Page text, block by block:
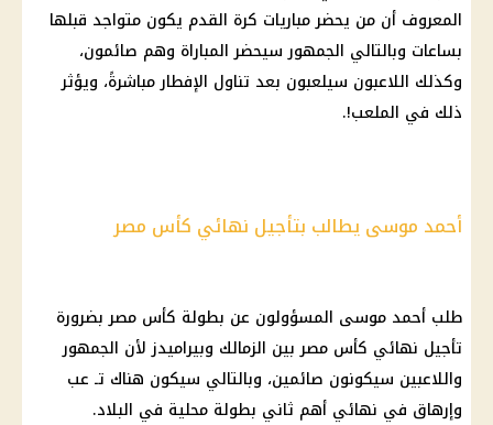
المعروف أن من يحضر مباريات كرة القدم يكون متواجد قبلها
بساعات وبالتالي الجمهور سيحضر المباراة وهم صائمون،
وكذلك اللاعبون سيلعبون بعد تناول الإفطار مباشرةً، ويؤثر
ذلك في الملعب!.
أحمد موسى يطالب بتأجيل نهائي كأس مصر
طلب أحمد موسى المسؤولون عن بطولة كأس مصر بضرورة
تأجيل نهائي كأس مصر بين الزمالك وبيراميدز لأن الجمهور
واللاعبين سيكونون صائمين، وبالتالي سيكون هناك تـ عب
وإرهاق في نهائي أهم ثاني بطولة محلية في البلاد.